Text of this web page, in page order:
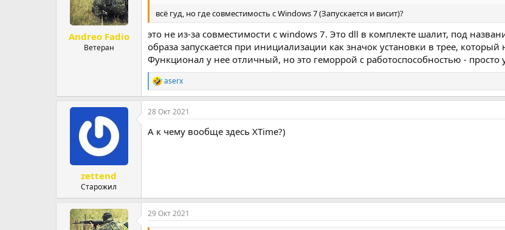
Andreo Fadio
Ветеран
всё гуд, но где совместимость с Windows 7 (Запускается и висит)?
это не из-за совместимости с windows 7. Это dll в комплекте шалит, под
образа запускается при инициализации как значок установки в трее,
Функционал у нее отличный, но это геморрой с работоспособностью - просто
Р
е
а
к
и
aserx
zettend
Старожил
28 Окт 2021
А к чему вообще здесь XTime?)
29 Окт 2021